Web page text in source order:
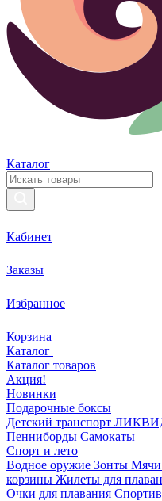
Каталог
Кабинет
Заказы
Избранное
Корзина
Каталог
Каталог товаров
Акция!
Новинки
Подарочные боксы
Детский транспорт
Пенниборды Самокаты
Спорт и лето
Водное оружие Зонты Мячи
корзины Жилеты для
Очки для плавания